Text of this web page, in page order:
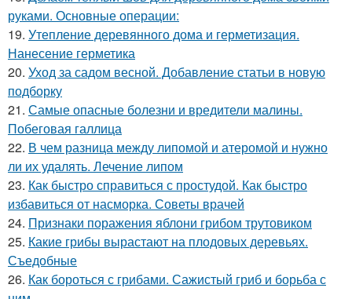
руками. Основные операции:
19. Утепление деревянного дома и герметизация.
Нанесение герметика
20. Уход за садом весной. Добавление статьи в новую
подборку
21. Самые опасные болезни и вредители малины.
Побеговая галлица
22. В чем разница между липомой и атеромой и нужно
ли их удалять. Лечение липом
23. Как быстро справиться с простудой. Как быстро
избавиться от насморка. Советы врачей
24. Признаки поражения яблони грибом трутовиком
25. Какие грибы вырастают на плодовых деревьях.
Съедобные
26. Как бороться с грибами. Сажистый гриб и борьба с